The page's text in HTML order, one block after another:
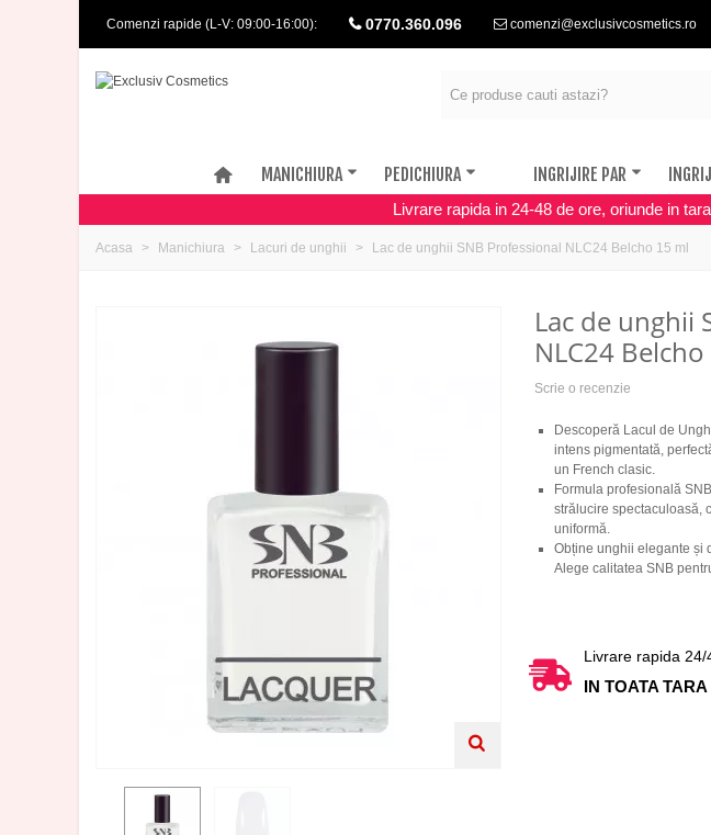
Comenzi rapide (L-V: 09:00-16:00): 0770.360.096 comenzi@exclusivcosmetics.ro
MANICHIURA PEDICHIURA INGRIJIRE PAR
Livrare rapida in 24-48 de ore, oriunde in
Acasa Manichiura Lacuri de unghii Lac de unghii SNB Professional NLC24 Belcho 15 ml
Lac de unghii
NLC24
Scrie o recenzie
Descoperă Lacul de
intens pigmentată,
un French clasic.
Formula profesională
strălucire spectaculoasă,
uniformă.
Obține unghii elegante și
Alege calitatea SNB
Livrare rapida 24/
IN TOATA TARA